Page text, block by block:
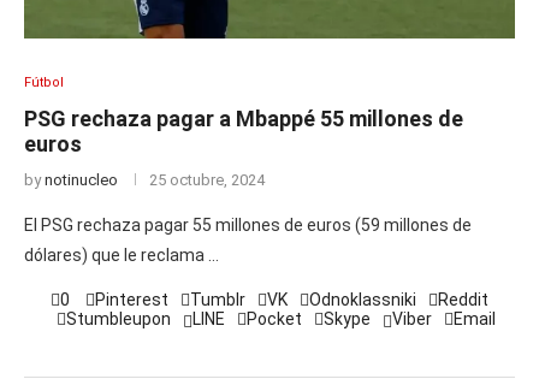
Fútbol
PSG rechaza pagar a Mbappé 55 millones de
euros
bynotinucleo 25 octubre, 2024
El PSG rechaza pagar 55 millones de euros (59 millones de
dólares) que le reclama …
0 Pinterest Tumblr VK Odnoklassniki
Reddit
Stumbleupon
LINE Pocket Skype Viber Email